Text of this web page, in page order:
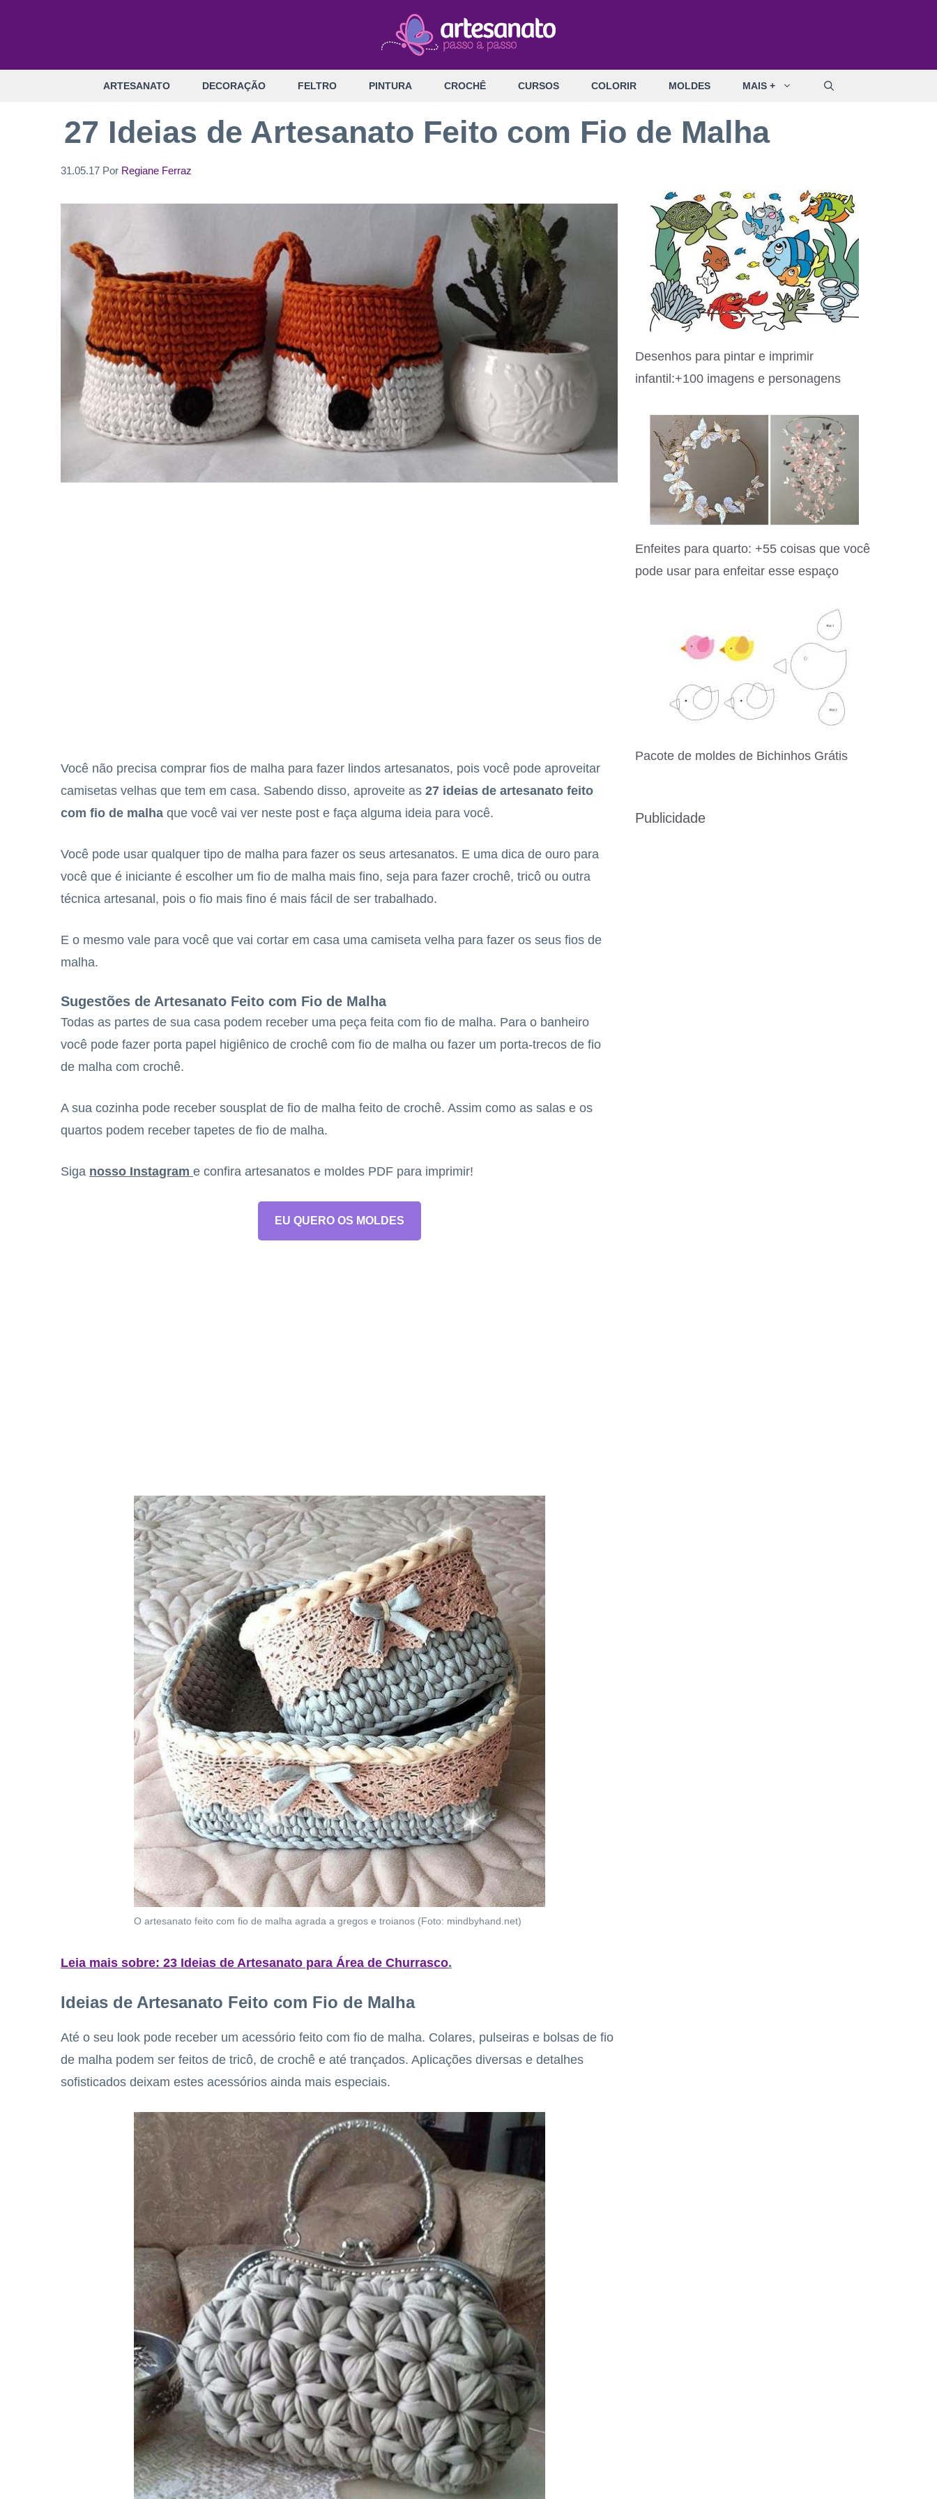
ARTESANATO DECORAÇÃO FELTRO PINTURA CROCHÊ CURSOS COLORIR MOLDES MAIS +
27 Ideias de Artesanato Feito com Fio de Malha
31.05.17 Por Regiane Ferraz
Você não precisa comprar fios de malha para fazer lindos artesanatos, pois você pode aproveitar
camisetas velhas que tem em casa. Sabendo disso, aproveite as 27 ideias de artesanato feito
com fio de malha que você vai ver neste post e faça alguma ideia para você.
Você pode usar qualquer tipo de malha para fazer os seus artesanatos. E uma dica de ouro para
você que é iniciante é escolher um fio de malha mais fino, seja para fazer crochê, tricô ou outra
técnica artesanal, pois o fio mais fino é mais fácil de ser trabalhado.
E o mesmo vale para você que vai cortar em casa uma camiseta velha para fazer os seus fios de
malha.
Sugestões de Artesanato Feito com Fio de Malha
Todas as partes de sua casa podem receber uma peça feita com fio de malha. Para o banheiro
você pode fazer porta papel higiênico de crochê com fio de malha ou fazer um porta-trecos de fio
de malha com crochê.
A sua cozinha pode receber sousplat de fio de malha feito de crochê. Assim como as salas e os
quartos podem receber tapetes de fio de malha.
Siga nosso Instagram e confira artesanatos e moldes PDF para imprimir!
EU QUERO OS MOLDES
O artesanato feito com fio de malha agrada a gregos e troianos (Foto: mindbyhand.net)
Leia mais sobre: 23 Ideias de Artesanato para Área de Churrasco.
Ideias de Artesanato Feito com Fio de Malha
Até o seu look pode receber um acessório feito com fio de malha. Colares, pulseiras e bolsas de fio
de malha podem ser feitos de tricô, de crochê e até trançados. Aplicações diversas e detalhes
sofisticados deixam estes acessórios ainda mais especiais.
Desenhos para pintar e imprimir
infantil:+100 imagens e personagens
Enfeites para quarto: +55 coisas que você
pode usar para enfeitar esse espaço
Pacote de moldes de Bichinhos Grátis
Publicidade